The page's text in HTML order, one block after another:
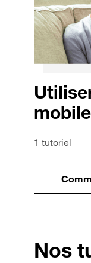
mobile
1 tutoriel
Nos